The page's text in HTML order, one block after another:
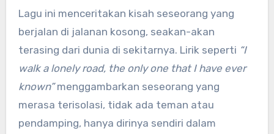
Lagu ini menceritakan kisah seseorang yang
berjalan di jalanan kosong, seakan-akan
terasing dari dunia di sekitarnya. Lirik seperti “I
walk a lonely road, the only one that I have ever
known”menggambarkan seseorang yang
merasa terisolasi, tidak ada teman atau
pendamping, hanya dirinya sendiri dalam